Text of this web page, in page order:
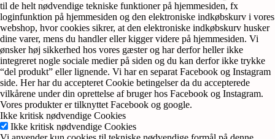
til de helt nødvendige tekniske funktioner på hjemmesiden, fx
loginfunktion på hjemmesiden og den elektroniske indkøbskurv i vores
webshop, hvor cookies sikrer, at den elektroniske indkøbskurv husker
dine varer, mens du handler eller kigger videre på hjemmesiden. Vi
ønsker høj sikkerhed hos vores gæster og har derfor heller ikke
integreret nogle sociale medier på siden og du kan derfor ikke trykke
“del produkt” eller lignende. Vi har en separat Facebook og Instagram
side. Her har du accepteret Cookie betingelser da du accepterede
vilkårene under din oprettelse af bruger hos Facebook og Instagram.
Vores produkter er tilknyttet Facebook og google.
Ikke kritisk nødvendige Cookies
Ikke kritisk nødvendige Cookies